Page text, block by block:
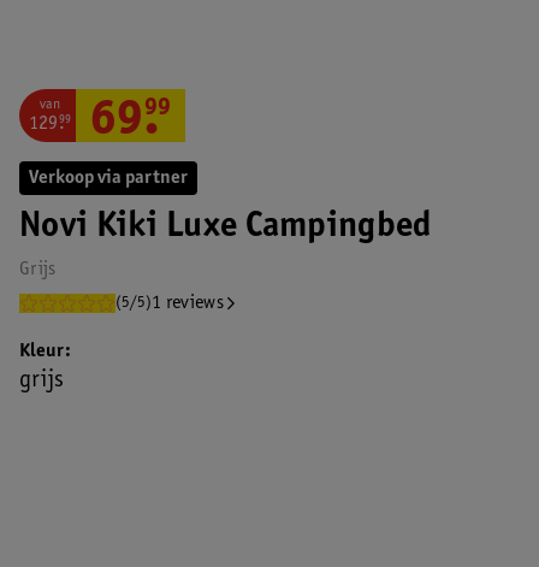
Verkoop via partner
Novi Kiki Luxe Campingbed
Grijs
(5/5)1 reviews
van
129.
99 69.
99
Kleur
grijs